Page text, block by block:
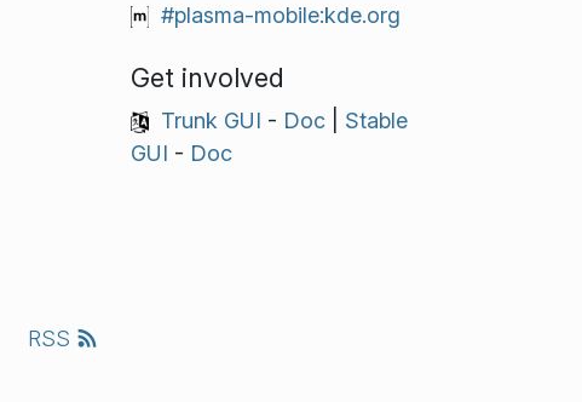
RSS
#plasma-mobile:kde.org
Get involved
Trunk GUI - Doc| Stable
GUI - Doc